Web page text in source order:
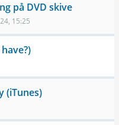
på DVD skive
15:25
(iTunes)